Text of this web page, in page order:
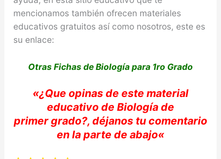
mencionamos también ofrecen materiales
educativos gratuitos así como nosotros, este es
su enlace:
Otras Fichas de Biología para 1ro Grado
«¿Que opinas de este material
educativo de Biologíade
primergrado?, déjanos tucomentario
en la parte de abajo«